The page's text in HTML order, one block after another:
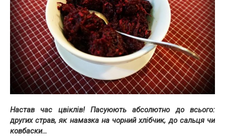
Настав час цвіклів! Пасуюють абсолютно до всього:
других страв, як намазка на чорний хлібчик, до сальця чи
ковбаски…